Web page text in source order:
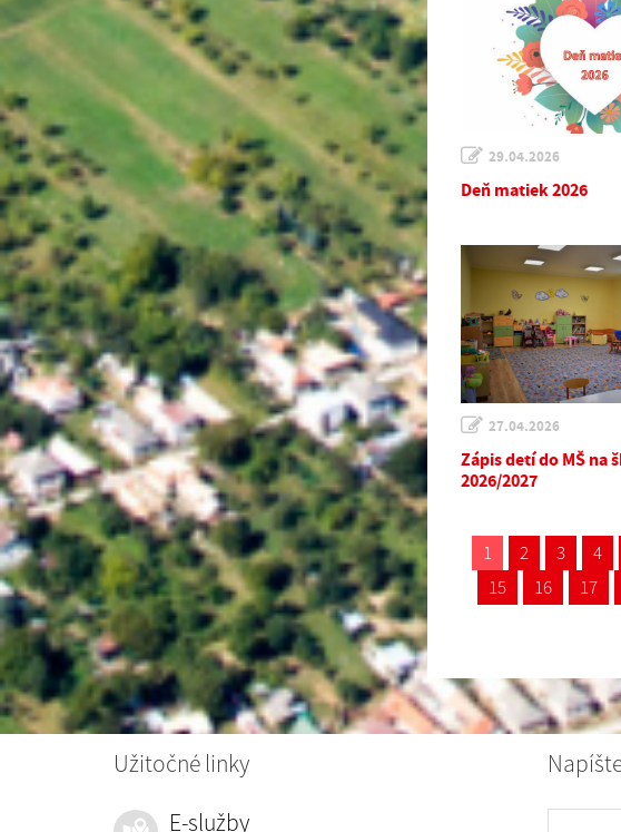
29.04.2026
Deň matiek 2026
27.04.2026
Zápis detí do MŠ na
2026/2027
1 2 3 4
15
16 17
Užitočné linky
E-služby